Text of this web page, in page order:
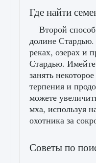
Где найти
Второй
долине
реках, озерах и
Стардью.
занять
терпения и
можете
мха, используя
охотника за
Советы по